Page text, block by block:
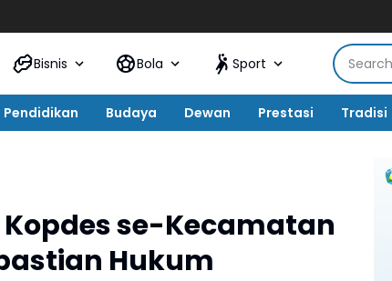
Launching
Bisnis Bola Sport
Pendidikan Budaya Dewan Prestasi Tradisi
se-Kecamatan
Hukum